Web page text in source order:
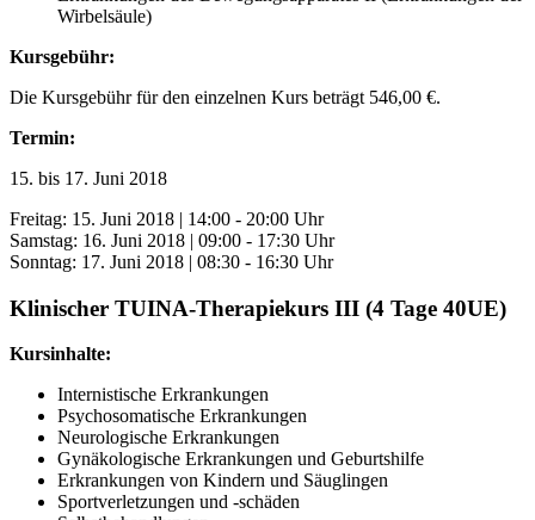
Wirbelsäule)
Kursgebühr:
Die Kursgebühr für den einzelnen Kurs beträgt 546,00 €.
Termin:
15. bis 17. Juni 2018
Freitag: 15. Juni 2018 | 14:00 - 20:00 Uhr
Samstag: 16. Juni 2018 | 09:00 - 17:30 Uhr
Sonntag: 17. Juni 2018 | 08:30 - 16:30 Uhr
Klinischer TUINA-Therapiekurs III (4 Tage 40UE)
Kursinhalte:
Internistische Erkrankungen
Psychosomatische Erkrankungen
Neurologische Erkrankungen
Gynäkologische Erkrankungen und Geburtshilfe
Erkrankungen von Kindern und Säuglingen
Sportverletzungen und -schäden